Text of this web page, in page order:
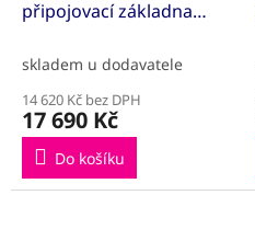
R
připojovací základna
skladem u dodavatele
14 620 Kč bez DPH
17 690 Kč
Do košíku